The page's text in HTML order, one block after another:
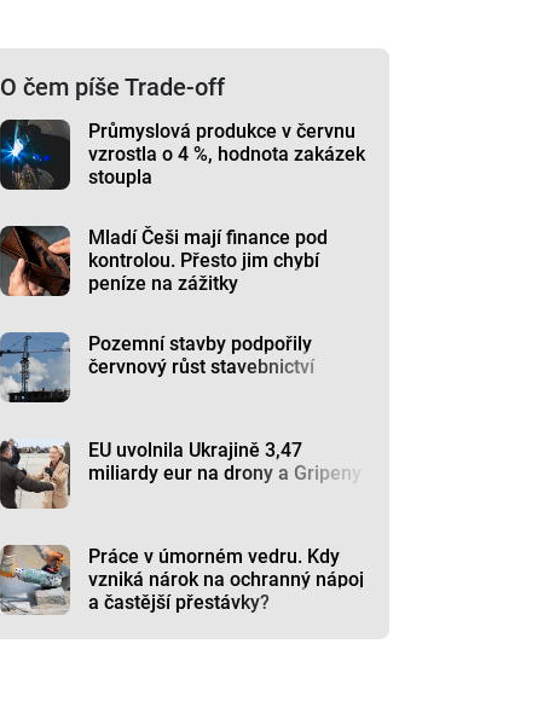
O čem píše Trade-off
Průmyslová produkce v červnu
vzrostla o 4 %, hodnota zakázek
stoupla
Mladí Češi mají finance pod
kontrolou. Přesto jim chybí
peníze na zážitky
Pozemní stavby podpořily
červnový růst stavebnictví
EU uvolnila Ukrajině 3,47
miliardy eur na drony a Gripeny
Práce v úmorném vedru. Kdy
vzniká nárok na ochranný nápoj
a častější přestávky?